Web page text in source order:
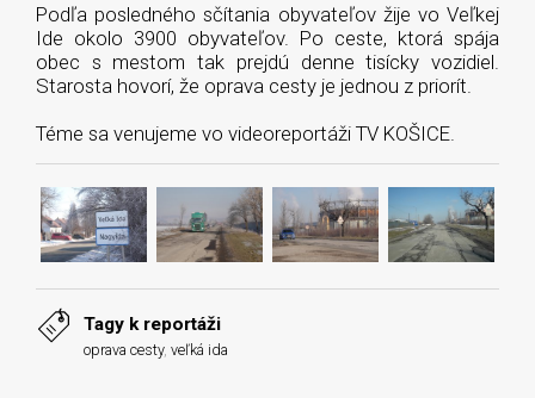
Podľa posledného sčítania obyvateľov žije vo Veľkej
Ide okolo 3900 obyvateľov. Po ceste, ktorá spája
obec s mestom tak prejdú denne tisícky vozidiel.
Starosta hovorí, že oprava cesty je jednou z priorít.
Téme sa venujeme vo videoreportáži TV KOŠICE.
Tagy k reportáži
oprava cesty, veľká ida